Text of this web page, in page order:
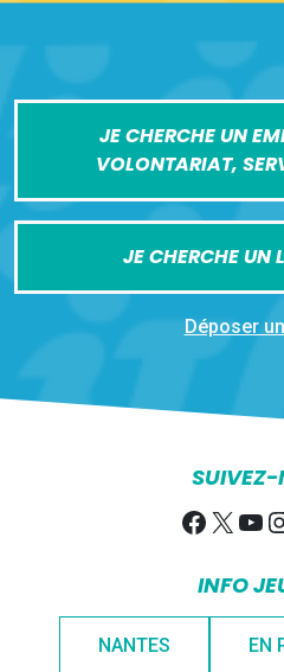
JE CHERCHE UN
VOLONTARIAT,
JE CHERCHE UN
Déposer
SUIVEZ-
X
INFO
NANTES EN